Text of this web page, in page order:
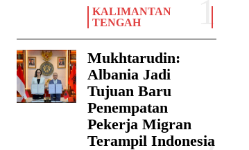
KALIMANTAN
TENGAH
Mukhtarudin:
Albania Jadi
Tujuan Baru
Penempatan
Pekerja Migran
Terampil Indonesia